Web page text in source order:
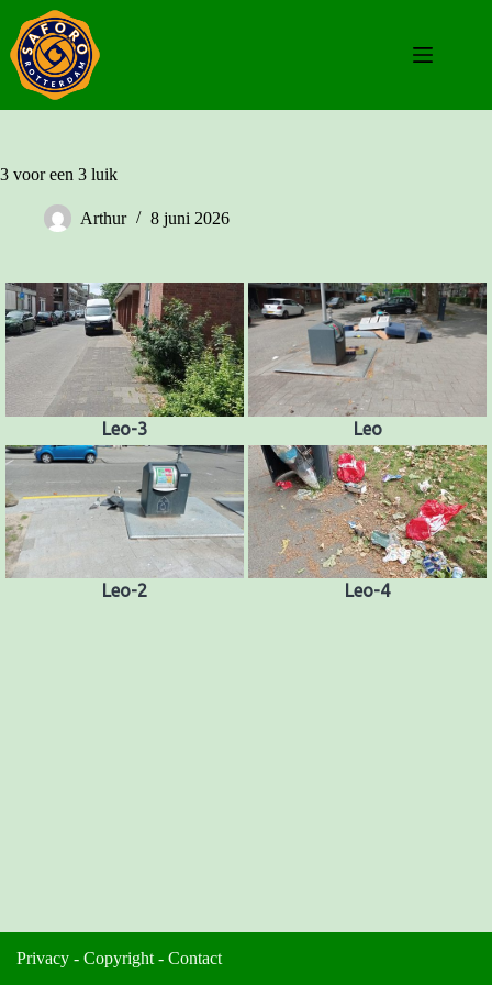
naar
de
inhoud
3 voor een 3 luik
Arthur 8 juni 2026
Leo-3 Leo
Leo-2 Leo-4
Privacy - Copyright - Contact